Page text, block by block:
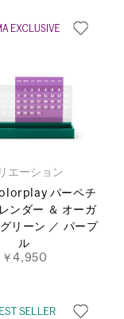
エーション
パーペチ
ンダー ＆ オーガ
リーン ／ パープ
ル
￥4,950